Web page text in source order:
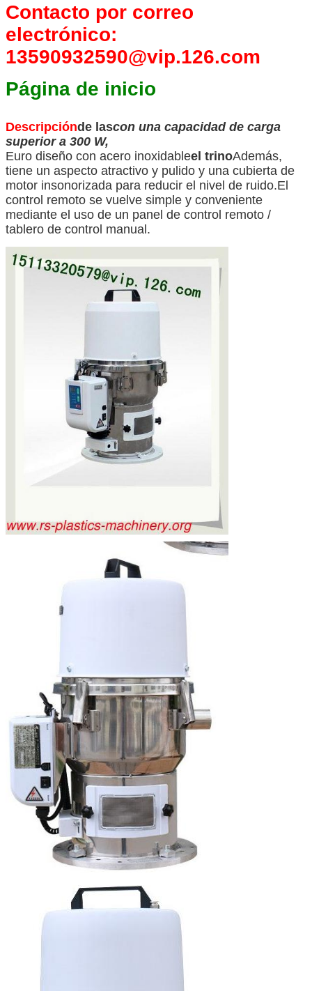
Contacto por correo
electrónico:
13590932590@vip.126.com
Página de inicio
Descripciónde lascon una capacidad de carga
superior a 300 W,
Euro diseño con acero inoxidableel trinoAdemás,
tiene un aspecto atractivo y pulido y una cubierta de
motor insonorizada para reducir el nivel de ruido.El
control remoto se vuelve simple y conveniente
mediante el uso de un panel de control remoto /
tablero de control manual.